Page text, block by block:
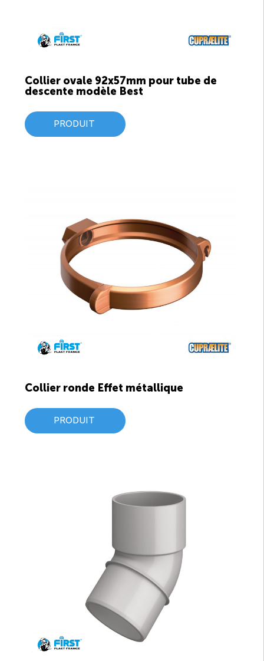
Collier ovale 92x57mm pour tube de
descente modèle Best
PRODUIT
Collier ronde Effet métallique
PRODUIT